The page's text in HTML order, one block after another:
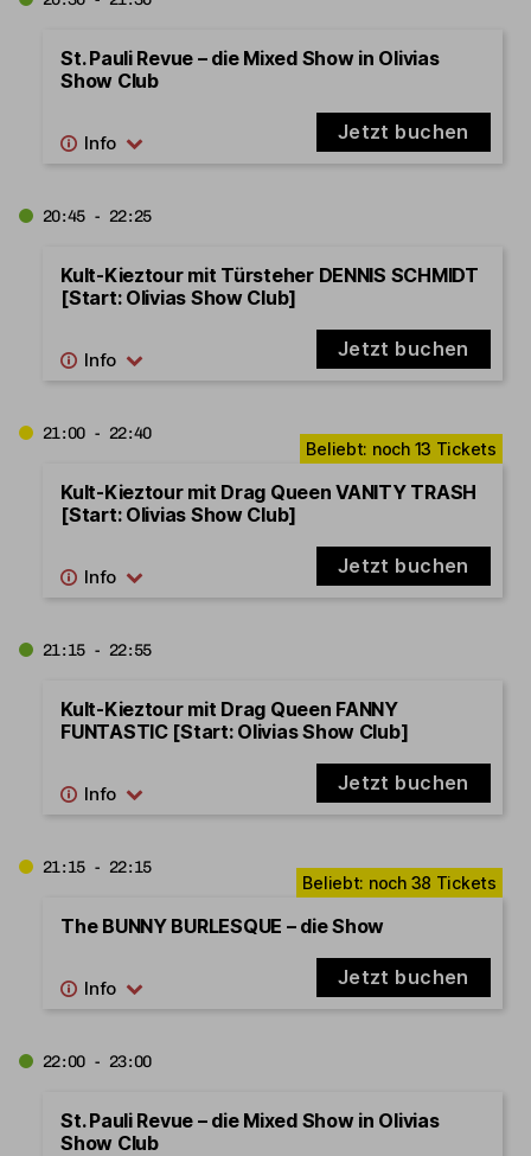
St. Pauli Revue – die Mixed Show in Olivias
Show Club
Jetzt buchen
20:45 - 22:25
Kult-Kieztour mit Türsteher DENNIS SCHMIDT
[Start: Olivias Show Club]
Jetzt buchen
21:00 - 22:40
Kult-Kieztour mit Drag Queen VANITY TRASH
[Start: Olivias Show Club]
Jetzt buchen
21:15 - 22:55
Kult-Kieztour mit Drag Queen FANNY
FUNTASTIC [Start: Olivias Show Club]
Jetzt buchen
21:15 - 22:15
The BUNNY BURLESQUE – die Show
Jetzt buchen
22:00 - 23:00
St. Pauli Revue – die Mixed Show in Olivias
Show Club